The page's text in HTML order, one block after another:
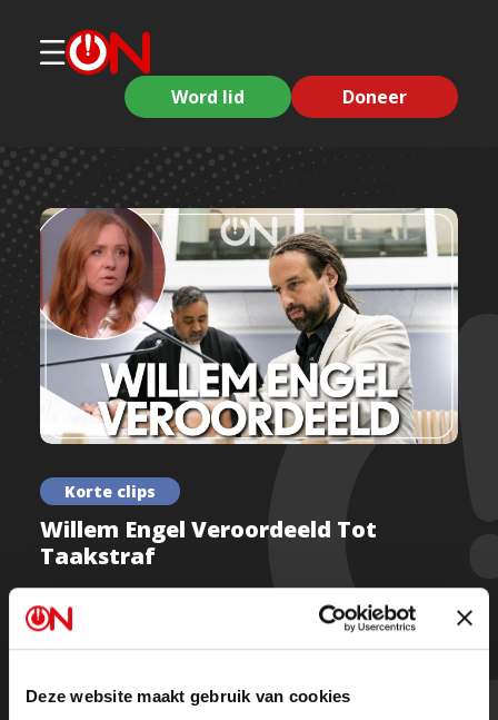
Deze website maakt gebruik van cookies
Word lid Doneer
Korte clips
Willem Engel Veroordeeld Tot
Taakstraf
In de rechtszaal haalde hij alles uit de kast, vertelt